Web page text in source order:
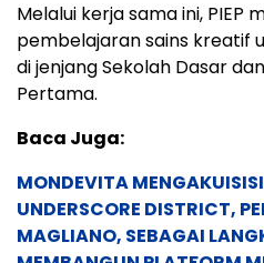
Melalui kerja sama ini, PIEP
pembelajaran sains kreatif
di jenjang Sekolah Dasar
Pertama.
Baca Juga:
MONDEVITA
UNDERSCORE DISTRICT,
MAGLIANO, SEBAGAI